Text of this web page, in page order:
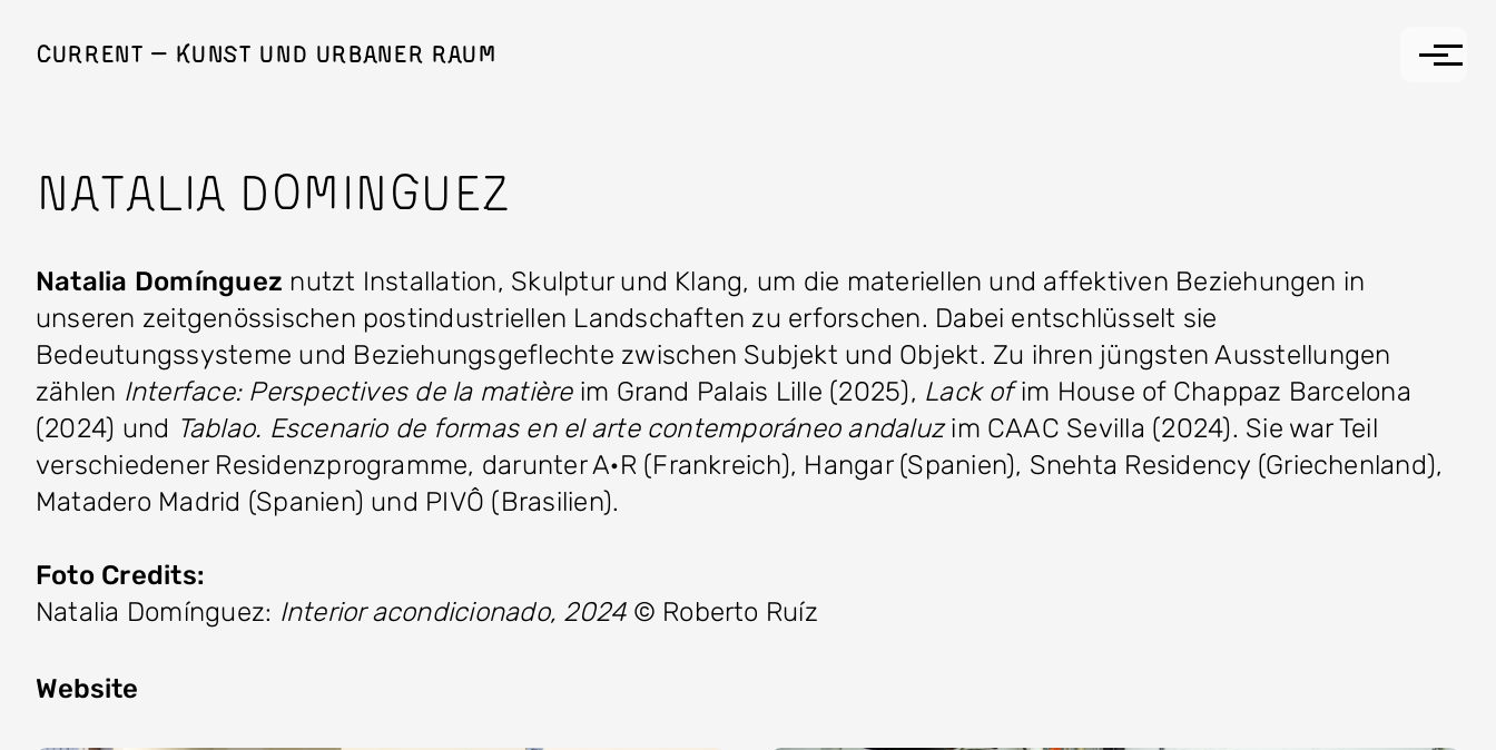
Current — Kunst und Urbaner Raum
Natalia Dominguez
Natalia Domínguez nutzt Installation, Skulptur und Klang, um die materiellen und affektiven Beziehungen in
unseren zeitgenössischen postindustriellen Landschaften zu erforschen. Dabei entschlüsselt sie
Bedeutungssysteme und Beziehungsgeflechte zwischen Subjekt und Objekt. Zu ihren jüngsten Ausstellungen
zählen Interface: Perspectives de la matièreim Grand Palais Lille (2025), Lack ofim House of Chappaz Barcelona
(2024) und Tablao. Escenario de formas en el arte contemporáneo andaluzim CAAC Sevilla (2024). Sie war Teil
verschiedener Residenzprogramme, darunter A·R (Frankreich), Hangar (Spanien), Snehta Residency (Griechenland),
Matadero Madrid (Spanien) und PIVÔ (Brasilien).
Foto Credits:
Natalia Domínguez: Interior acondicionado, 2024© Roberto Ruíz
Website